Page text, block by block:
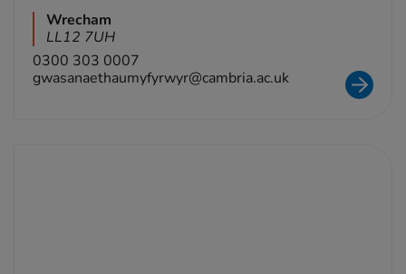
Wrecham
LL12 7UH
0300 303 0007
gwasanaethaumyfyrwyr@cambria.ac.uk